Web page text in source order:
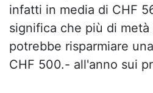
infatti in media di CHF
significa che più di
potrebbe risparmiare
CHF 500.- all'anno sui